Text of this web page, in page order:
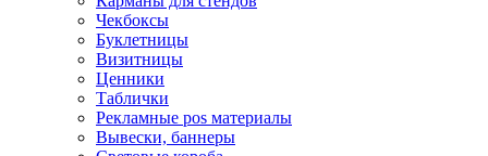
Чекбоксы
Буклетницы
Визитницы
Ценники
Таблички
Рекламные pos материалы
Вывески, баннеры